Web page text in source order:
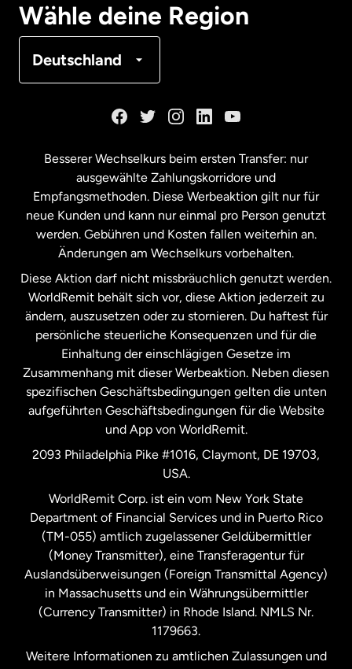
Wähle deine Region
Deutschland
Malaysia
Neuseeland
Niederlande
Schweden
Spanien
Vereinigte Staaten English
Vereinigte Staaten
Vereinigtes Königreich
Besserer Wechselkurs beim ersten Transfer: nur
ausgewählte Zahlungskorridore und
Empfangsmethoden. Diese Werbeaktion gilt nur für
neue Kunden und kann nur einmal pro Person genutzt
werden. Gebühren und Kosten fallen weiterhin an.
Änderungen am Wechselkurs vorbehalten.
Diese Aktion darf nicht missbräuchlich genutzt werden.
WorldRemit behält sich vor, diese Aktion jederzeit zu
ändern, auszusetzen oder zu stornieren. Du haftest für
persönliche steuerliche Konsequenzen und für die
Einhaltung der einschlägigen Gesetze im
Zusammenhang mit dieser Werbeaktion. Neben diesen
spezifischen Geschäftsbedingungen gelten die unten
aufgeführten Geschäftsbedingungen für die Website
und App von WorldRemit.
2093 Philadelphia Pike #1016, Claymont, DE 19703,
USA.
WorldRemit Corp. ist ein vom New York State
Department of Financial Services und in Puerto Rico
(TM-055) amtlich zugelassener Geldübermittler
(Money Transmitter), eine Transferagentur für
Auslandsüberweisungen (Foreign Transmittal Agency)
in Massachusetts und ein Währungsübermittler
(Currency Transmitter) in Rhode Island. NMLS Nr.
1179663.
Weitere Informationen zu amtlichen Zulassungen und